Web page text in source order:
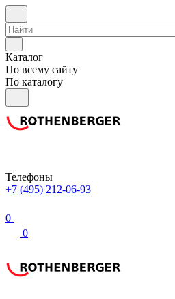
Каталог
По всему сайту
По каталогу
Телефоны
+7 (495) 212-06-93
0
0